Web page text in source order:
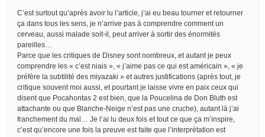
C’est surtout qu’après avoir lu l’article, j’ai eu beau tourner et retourner
ça dans tous les sens, je n’arrive pas à comprendre comment un
cerveau, aussi malade soit-il, peut arriver à sortir des énormités
pareilles…
Parce que les critiques de Disney sont nombreux, et autant je peux
comprendre les « c’est niais », « j’aime pas ce qui est américain », « je
préfère la subtilité des miyazaki » et autres justifications (après tout, je
critique souvent moi aussi, et pourtant je laisse vivre en paix ceux qui
disent que Pocahontas 2 est bien, que la Poucelina de Don Bluth est
attachante ou que Blanche-Neige n’est pas une cruche), autant là j’ai
franchement du mal… Je l’ai lu deux fois et tout ce que ça m’inspire,
c’est qu’encore une fois la preuve est faite que l’interprétation est